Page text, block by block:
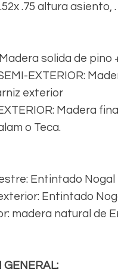
.75 altura
solida de pino
EXTERIOR:
exterior
Madera
o Teca.
Entintado Nogal
Entintado
madera natural de
GENERAL: